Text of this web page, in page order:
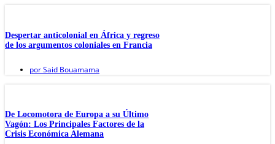
Despertar anticolonial en África y regreso
de los argumentos coloniales en Francia
porSaid Bouamama
De Locomotora de Europa a su Último
Vagón: Los Principales Factores de la
Crisis Económica Alemana